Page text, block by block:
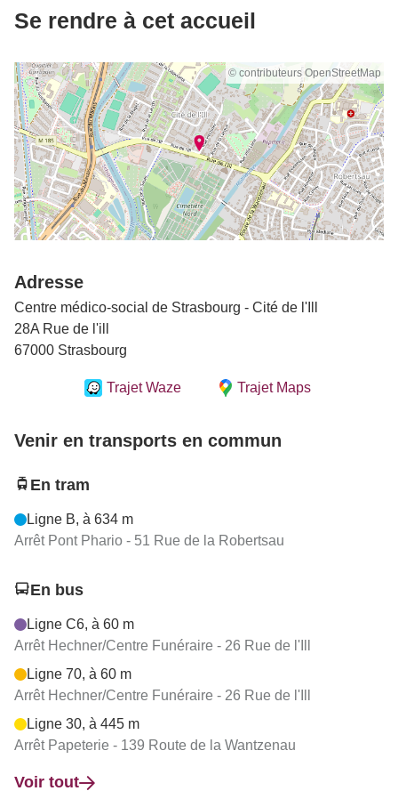
Se rendre à cet accueil
© contributeurs OpenStreetMap
Adresse
Centre médico-social de Strasbourg - Cité de l'Ill
28A Rue de l'ill
67000 Strasbourg
Trajet Waze Trajet Maps
Venir en transports en commun
En tram
Ligne B, à 634 m
Arrêt Pont Phario - 51 Rue de la Robertsau
En bus
Ligne C6, à 60 m
Arrêt Hechner/Centre Funéraire - 26 Rue de l'Ill
Ligne 70, à 60 m
Arrêt Hechner/Centre Funéraire - 26 Rue de l'Ill
Ligne 30, à 445 m
Arrêt Papeterie - 139 Route de la Wantzenau
Voir tout